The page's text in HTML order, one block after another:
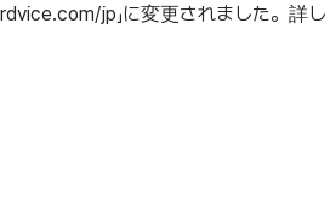
jp」に変更されました。 詳し